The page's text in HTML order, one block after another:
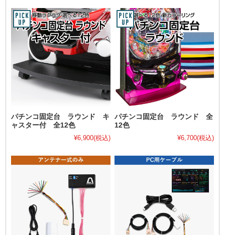
パチンコ固定台 ラウンド キ
ャスター付 全12色
¥6,900(税込)
パチンコ固定台 ラウンド 全
12色
¥6,700(税込)